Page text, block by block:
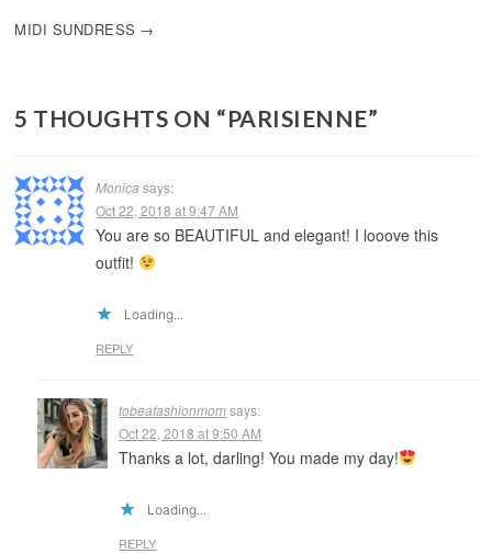
MIDI SUNDRESS
5 THOUGHTS ON “PARISIENNE”
Monica says:
Oct 22, 2018 at 9:47 AM
You are so BEAUTIFUL and elegant! I looove this
outfit!
Loading...
REPLY
tobeafashionmom says:
Oct 22, 2018 at 9:50 AM
Thanks a lot, darling! You made my day!
Loading...
REPLY